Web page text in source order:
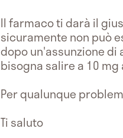
Il farmaco ti darà il
sicuramente non può
dopo un'assunzione di
bisogna salire a 10
Per qualunque
Ti saluto